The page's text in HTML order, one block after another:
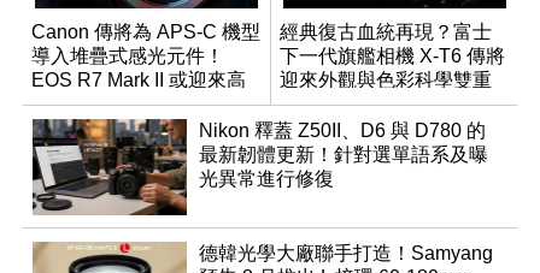
Canon 傳將為 APS-C 機型
導入堆疊式感光元件！
EOS R7 Mark II 或迎來高
速讀出升級
經典復古血統再現？富士
下一代旗艦相機 X-T6 傳將
迎來外觀與色彩科學雙重
優化
Nikon 釋蓋 Z50II、D6 與 D780 的
最新韌體更新！針對選單語系及曝
光異常進行修復
德韓光學大廠聯手打造！Samyang